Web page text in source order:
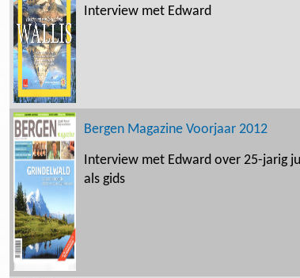
Interview met Edward
Bergen Magazine Voorjaar 2012
Interview met Edward over 25-jarig
als gids